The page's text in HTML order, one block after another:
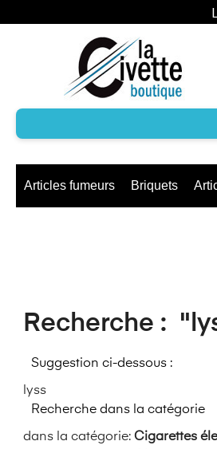
Articles fumeurs Briquets
Recherche :
Suggestion ci-dessous :
lyss
Recherche dans la catégorie
dans la catégorie: Cigarettes